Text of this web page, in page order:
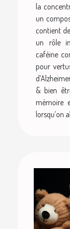
la
un
contient
un rôle
caféine
pour
& bien
mémoire
lorsqu’on